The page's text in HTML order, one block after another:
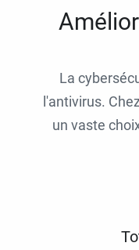
La
l'antivirus.
un vaste